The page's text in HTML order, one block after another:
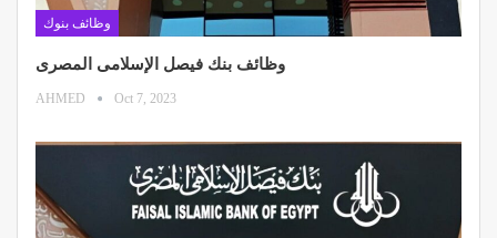
وظائف بنوك
وظائف بنك فيصل الإسلامى المصرى
AHMED Oct 7, 2023